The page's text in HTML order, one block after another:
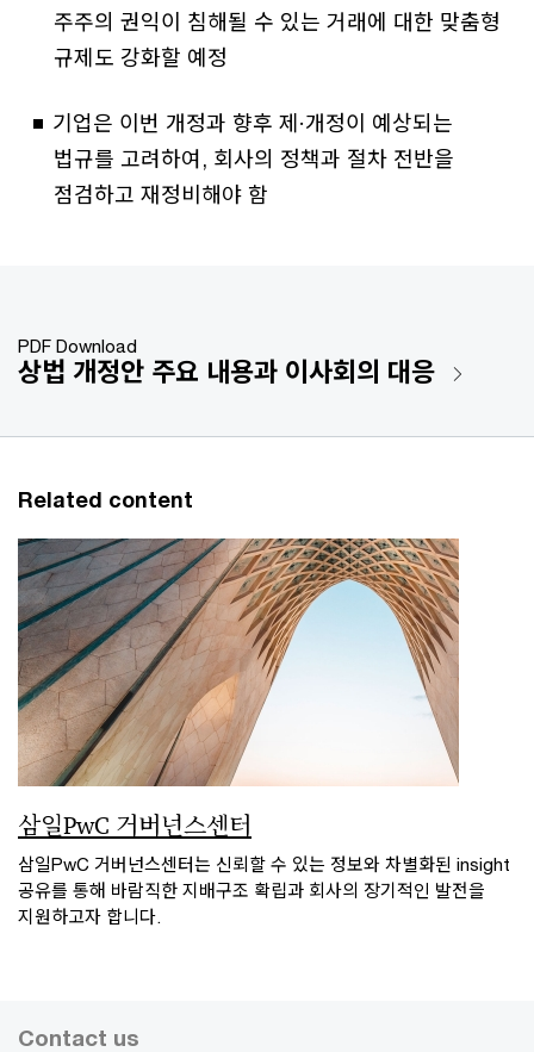
주주의 권익이 침해될 수 있는 거래에 대한 맞춤형
규제도 강화할 예정
기업은 이번 개정과 향후 제·개정이 예상되는
법규를 고려하여, 회사의 정책과 절차 전반을
점검하고 재정비해야 함
PDF Download
상법 개정안 주요 내용과 이사회의 대응
Related content
삼일PwC 거버넌스센터
삼일PwC 거버넌스센터는 신뢰할 수 있는 정보와 차별화된 insight
공유를 통해 바람직한 지배구조 확립과 회사의 장기적인 발전을
지원하고자 합니다.
Contact us